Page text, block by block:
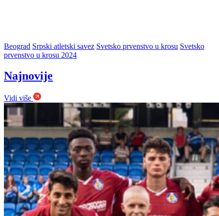
Beograd Srpski atletski savez Svetsko prvenstvo u krosu Svetsko
prvenstvo u krosu 2024
Najnovije
Vidi više